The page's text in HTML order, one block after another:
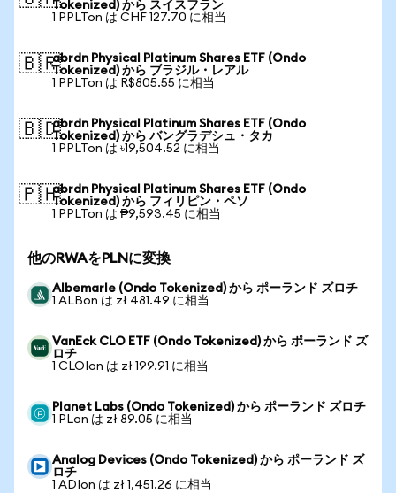
Tokenized) から スイスフラン
1 PPLTon は CHF 127.70 に相当
🇧🇷abrdn Physical Platinum Shares ETF (Ondo
Tokenized) から ブラジル・レアル
1 PPLTon は R$805.55 に相当
🇧🇩abrdn Physical Platinum Shares ETF (Ondo
Tokenized) から バングラデシュ・タカ
1 PPLTon は ৳19,504.52 に相当
🇵🇭abrdn Physical Platinum Shares ETF (Ondo
Tokenized) から フィリピン・ペソ
1 PPLTon は ₱9,593.45 に相当
他のRWAをPLNに変換
Albemarle (Ondo Tokenized) から ポーランド ズロチ
1 ALBon は zł 481.49 に相当
VanEck CLO ETF (Ondo Tokenized) から ポーランド ズ
ロチ
1 CLOIon は zł 199.91 に相当
Planet Labs (Ondo Tokenized) から ポーランド ズロチ
1 PLon は zł 89.05 に相当
Analog Devices (Ondo Tokenized) から ポーランド ズ
ロチ
1 ADIon は zł 1,451.26 に相当